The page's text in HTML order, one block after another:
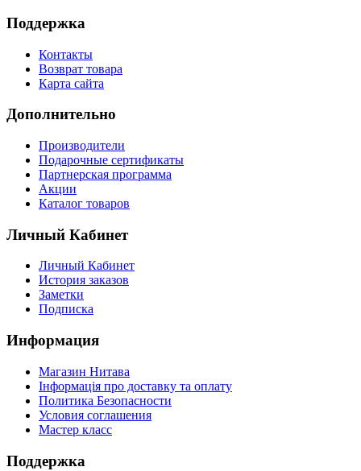
Поддержка
Контакты
Возврат товара
Карта сайта
Дополнительно
Производители
Подарочные сертификаты
Партнерская программа
Акции
Каталог товаров
Личный Кабинет
Личный Кабинет
История заказов
Заметки
Подписка
Информация
Магазин Нитава
Інформація про доставку та оплату
Политика Безопасности
Условия соглашения
Мастер класс
Поддержка